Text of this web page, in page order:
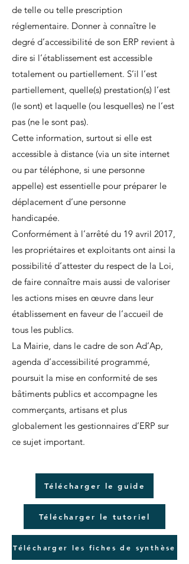
de telle ou telle prescription
réglementaire. Donner à connaître le
degré d’accessibilité de son ERP revient à
dire si l’établissement est accessible
totalement ou partiellement. S’il l’est
partiellement, quelle(s) prestation(s) l’est
(le sont) et laquelle (ou lesquelles) ne l’est
pas (ne le sont pas).
Cette information, surtout si elle est
accessible à distance (via un site internet
ou par téléphone, si une personne
appelle) est essentielle pour préparer le
déplacement d’une personne
handicapée.
Conformément à l’arrêté du 19 avril 2017,
les propriétaires et exploitants ont ainsi la
possibilité d’attester du respect de la Loi,
de faire connaître mais aussi de valoriser
les actions mises en œuvre dans leur
établissement en faveur de l’accueil de
tous les publics.
La Mairie, dans le cadre de son Ad’Ap,
agenda d’accessibilité programmé,
poursuit la mise en conformité de ses
bâtiments publics et accompagne les
commerçants, artisans et plus
globalement les gestionnaires d’ERP sur
ce sujet important.
Télécharger le guide
Télécharger le tutoriel
Télécharger les fiches de synthèse